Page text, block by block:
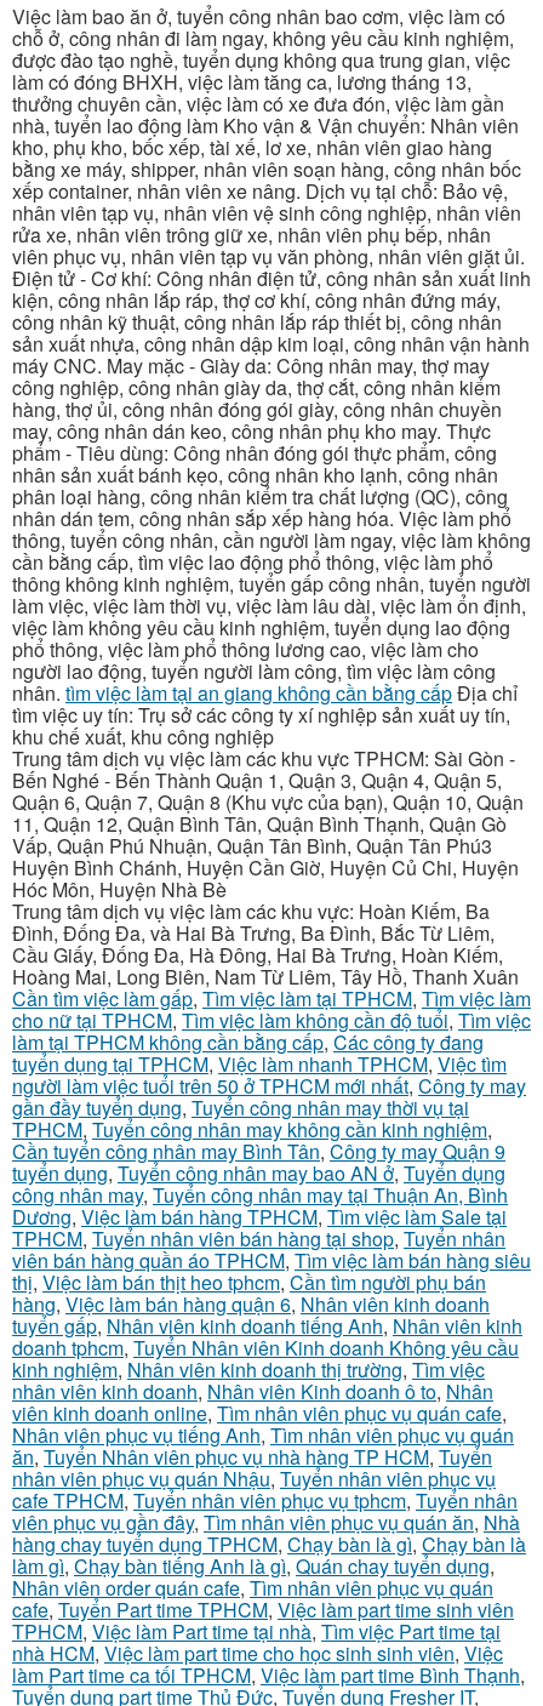
Việc làm bao ăn ở, tuyển công nhân bao cơm, việc làm có
chỗ ở, công nhân đi làm ngay, không yêu cầu kinh nghiệm,
được đào tạo nghề, tuyển dụng không qua trung gian, việc
làm có đóng BHXH, việc làm tăng ca, lương tháng 13,
thưởng chuyên cần, việc làm có xe đưa đón, việc làm gần
nhà, tuyển lao động làm Kho vận & Vận chuyển: Nhân viên
kho, phụ kho, bốc xếp, tài xế, lơ xe, nhân viên giao hàng
bằng xe máy, shipper, nhân viên soạn hàng, công nhân bốc
xếp container, nhân viên xe nâng. Dịch vụ tại chỗ: Bảo vệ,
nhân viên tạp vụ, nhân viên vệ sinh công nghiệp, nhân viên
rửa xe, nhân viên trông giữ xe, nhân viên phụ bếp, nhân
viên phục vụ, nhân viên tạp vụ văn phòng, nhân viên giặt ủi.
Điện tử - Cơ khí: Công nhân điện tử, công nhân sản xuất linh
kiện, công nhân lắp ráp, thợ cơ khí, công nhân đứng máy,
công nhân kỹ thuật, công nhân lắp ráp thiết bị, công nhân
sản xuất nhựa, công nhân dập kim loại, công nhân vận hành
máy CNC. May mặc - Giày da: Công nhân may, thợ may
công nghiệp, công nhân giày da, thợ cắt, công nhân kiểm
hàng, thợ ủi, công nhân đóng gói giày, công nhân chuyền
may, công nhân dán keo, công nhân phụ kho may. Thực
phẩm - Tiêu dùng: Công nhân đóng gói thực phẩm, công
nhân sản xuất bánh kẹo, công nhân kho lạnh, công nhân
phân loại hàng, công nhân kiểm tra chất lượng (QC), công
nhân dán tem, công nhân sắp xếp hàng hóa. Việc làm phổ
thông, tuyển công nhân, cần người làm ngay, việc làm không
cần bằng cấp, tìm việc lao động phổ thông, việc làm phổ
thông không kinh nghiệm, tuyển gấp công nhân, tuyển người
làm việc, việc làm thời vụ, việc làm lâu dài, việc làm ổn định,
việc làm không yêu cầu kinh nghiệm, tuyển dụng lao động
phổ thông, việc làm phổ thông lương cao, việc làm cho
người lao động, tuyển người làm công, tìm việc làm công
nhân. tìm việc làm tại an giang không cần bằng cấpĐịa chỉ
tìm việc uy tín: Trụ sở các công ty xí nghiệp sản xuất uy tín,
khu chế xuất, khu công nghiệp
Trung tâm dịch vụ việc làm các khu vực TPHCM: Sài Gòn -
Bến Nghé - Bến Thành Quận 1, Quận 3, Quận 4, Quận 5,
Quận 6, Quận 7, Quận 8 (Khu vực của bạn), Quận 10, Quận
11, Quận 12, Quận Bình Tân, Quận Bình Thạnh, Quận Gò
Vấp, Quận Phú Nhuận, Quận Tân Bình, Quận Tân Phú3
Huyện Bình Chánh, Huyện Cần Giờ, Huyện Củ Chi, Huyện
Hóc Môn, Huyện Nhà Bè
Trung tâm dịch vụ việc làm các khu vực: Hoàn Kiếm, Ba
Đình, Đống Đa, và Hai Bà Trưng, Ba Đình, Bắc Từ Liêm,
Cầu Giấy, Đống Đa, Hà Đông, Hai Bà Trưng, Hoàn Kiếm,
Hoàng Mai, Long Biên, Nam Từ Liêm, Tây Hồ, Thanh Xuân
Cần tìm việc làm gấp, Tìm việc làm tại TPHCM, Tìm việc làm
cho nữ tại TPHCM, Tìm việc làm không cần độ tuổi, Tìm việc
làm tại TPHCM không cần bằng cấp, Các công ty đang
tuyển dụng tại TPHCM, Việc làm nhanh TPHCM, Việc tìm
người làm việc tuổi trên 50 ở TPHCM mới nhất, Công ty may
gần đầy tuyển dụng, Tuyển công nhân may thời vụ tại
TPHCM, Tuyển công nhân may không cần kinh nghiệm,
Cần tuyển công nhân may Bình Tân, Công ty may Quận 9
tuyển dụng, Tuyển công nhân may bao AN ở, Tuyển dụng
công nhân may, Tuyển công nhân may tại Thuận An, Bình
Dương, Việc làm bán hàng TPHCM, Tìm việc làm Sale tại
TPHCM, Tuyển nhân viên bán hàng tại shop, Tuyển nhân
viên bán hàng quần áo TPHCM, Tìm việc làm bán hàng siêu
thị, Việc làm bán thịt heo tphcm, Cần tìm người phụ bán
hàng, Việc làm bán hàng quận 6, Nhân viên kinh doanh
tuyển gấp, Nhân viên kinh doanh tiếng Anh, Nhân viên kinh
doanh tphcm, Tuyển Nhân viên Kinh doanh Không yêu cầu
kinh nghiệm, Nhân viên kinh doanh thị trường, Tìm việc
nhân viên kinh doanh, Nhân viên Kinh doanh ô to, Nhân
viên kinh doanh online, Tìm nhân viên phục vụ quán cafe,
Nhân viên phục vụ tiếng Anh, Tìm nhân viên phục vụ quán
ăn, Tuyển Nhân viên phục vụ nhà hàng TP HCM, Tuyển
nhân viên phục vụ quán Nhậu, Tuyển nhân viên phục vụ
cafe TPHCM, Tuyển nhân viên phục vụ tphcm, Tuyển nhân
viên phục vụ gần đây, Tìm nhân viên phục vụ quán ăn, Nhà
hàng chay tuyển dụng TPHCM, Chạy bàn là gì, Chạy bàn là
làm gì, Chạy bàn tiếng Anh là gì, Quán chay tuyển dụng,
Nhân viên order quán cafe, Tìm nhân viên phục vụ quán
cafe, Tuyển Part time TPHCM, Việc làm part time sinh viên
TPHCM, Việc làm Part time tại nhà, Tìm việc Part time tại
nhà HCM, Việc làm part time cho học sinh sinh viên, Việc
làm Part time ca tối TPHCM, Việc làm part time Bình Thạnh,
Tuyển dụng part time Thủ Đức, Tuyển dụng Fresher IT,